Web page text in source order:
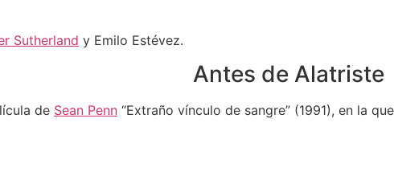
Sutherland y Emilo Estévez.
Antes de Alatriste
de Sean Penn “Extraño vínculo de sangre” (1991), en la